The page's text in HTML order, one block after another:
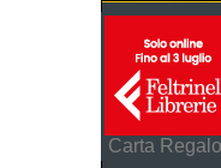
Carta